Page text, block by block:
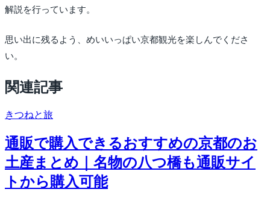
解説を行っています。
思い出に残るよう、めいいっぱい京都観光を楽しんでくださ
い。
関連記事
きつねと旅
通販で購入できるおすすめの京都のお
土産まとめ｜名物の八つ橋も通販サイ
トから購入可能